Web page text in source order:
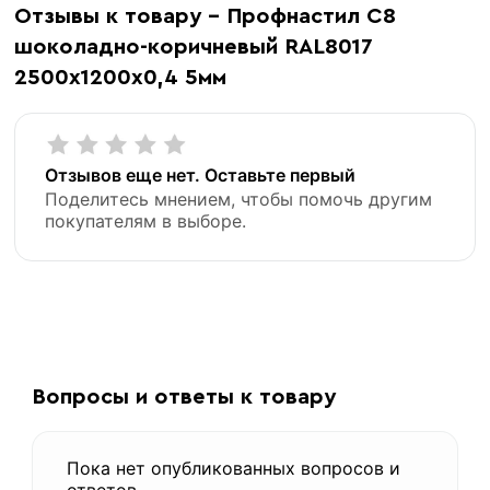
профнастил
Отзывы к товару - Профнастил С8
шоколадно-коричневый RAL8017
2500х1200х0,4 5мм
Отзывов еще нет. Оставьте первый
Поделитесь мнением, чтобы помочь другим
покупателям в выборе.
Вопросы и ответы к товару
Пока нет опубликованных вопросов и